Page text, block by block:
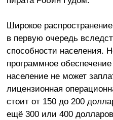
Широкое
в первую очередь
способности населения.
программное
население не может
лицензионная
стоит от 150 до 200
ещё 300 или 400